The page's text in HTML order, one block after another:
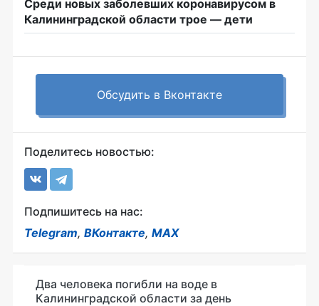
Среди новых заболевших коронавирусом в
Калининградской области трое — дети
Обсудить в Вконтакте
Поделитесь новостью:
Подпишитесь на нас:
Telegram, ВКонтакте, MAX
Два человека погибли на воде в
Калининградской области за день